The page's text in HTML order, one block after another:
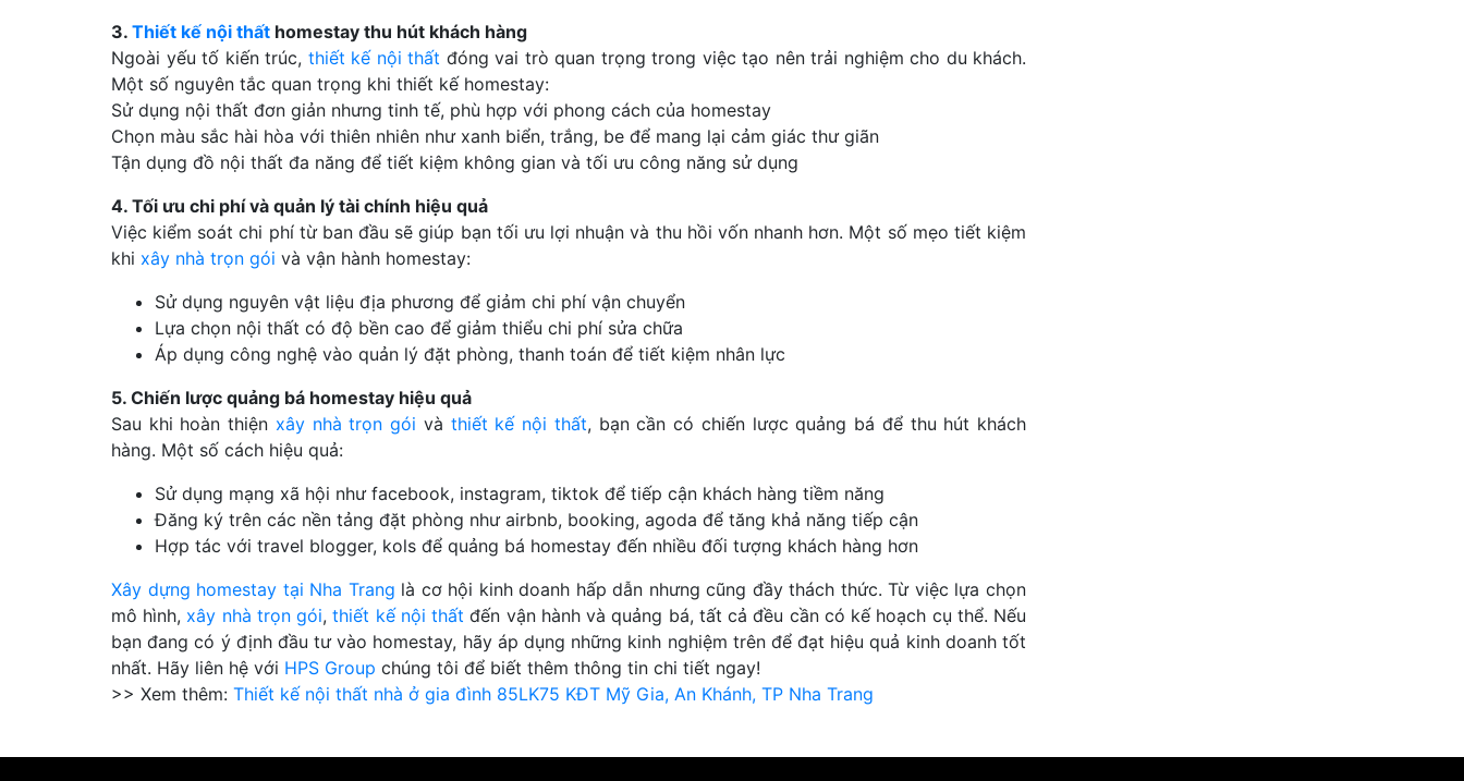
3. Thiết kế nội thất homestay thu hút khách hàng
Ngoài yếu tố kiến trúc, thiết kế nội thất đóng vai trò quan trọng trong việc tạo nên trải nghiệm cho du khách.
Một số nguyên tắc quan trọng khi thiết kế homestay:
Sử dụng nội thất đơn giản nhưng tinh tế, phù hợp với phong cách của homestay
Chọn màu sắc hài hòa với thiên nhiên như xanh biển, trắng, be để mang lại cảm giác thư giãn
Tận dụng đồ nội thất đa năng để tiết kiệm không gian và tối ưu công năng sử dụng
4. Tối ưu chi phí và quản lý tài chính hiệu quả
Việc kiểm soát chi phí từ ban đầu sẽ giúp bạn tối ưu lợi nhuận và thu hồi vốn nhanh hơn. Một số mẹo tiết kiệm
khi xây nhà trọn gói và vận hành homestay:
Sử dụng nguyên vật liệu địa phương để giảm chi phí vận chuyển
Lựa chọn nội thất có độ bền cao để giảm thiểu chi phí sửa chữa
Áp dụng công nghệ vào quản lý đặt phòng, thanh toán để tiết kiệm nhân lực
5. Chiến lược quảng bá homestay hiệu quả
Sau khi hoàn thiện xây nhà trọn gói và thiết kế nội thất, bạn cần có chiến lược quảng bá để thu hút khách
hàng. Một số cách hiệu quả:
Sử dụng mạng xã hội như facebook, instagram, tiktok để tiếp cận khách hàng tiềm năng
Đăng ký trên các nền tảng đặt phòng như airbnb, booking, agoda để tăng khả năng tiếp cận
Hợp tác với travel blogger, kols để quảng bá homestay đến nhiều đối tượng khách hàng hơn
Xây dựng homestay tại Nha Trang là cơ hội kinh doanh hấp dẫn nhưng cũng đầy thách thức. Từ việc lựa chọn
mô hình, xây nhà trọn gói,thiết kế nội thất đến vận hành và quảng bá, tất cả đều cần có kế hoạch cụ thể. Nếu
bạn đang có ý định đầu tư vào homestay, hãy áp dụng những kinh nghiệm trên để đạt hiệu quả kinh doanh tốt
nhất. Hãy liên hệ với HPS Group chúng tôi để biết thêm thông tin chi tiết ngay!
>> Xem thêm: Thiết kế nội thất nhà ở gia đình 85LK75 KĐT Mỹ Gia, An Khánh, TP Nha Trang